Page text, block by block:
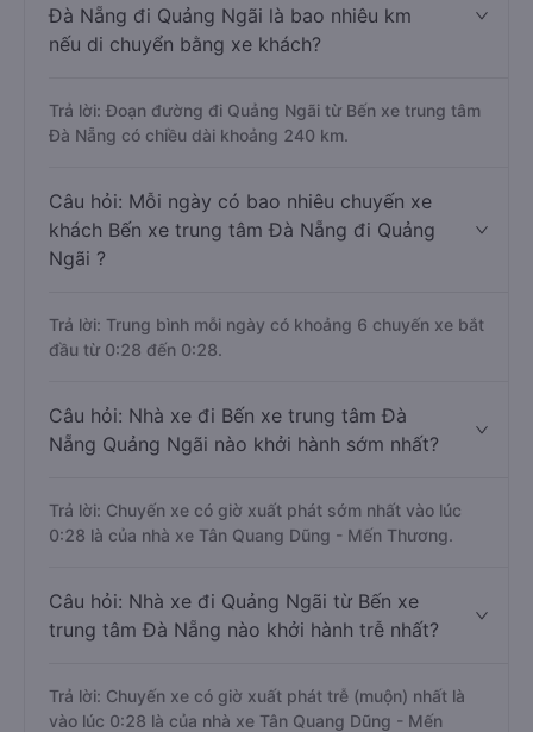
Đà Nẵng đi Quảng Ngãi là bao nhiêu km
nếu di chuyển bằng xe khách?
Trả lời: Đoạn đường đi Quảng Ngãi từ Bến xe trung tâm
Đà Nẵng có chiều dài khoảng 240 km.
Câu hỏi: Mỗi ngày có bao nhiêu chuyến xe
khách Bến xe trung tâm Đà Nẵng đi Quảng
Ngãi ?
Trả lời: Trung bình mỗi ngày có khoảng 6 chuyến xe bắt
đầu từ 0:28 đến 0:28.
Câu hỏi: Nhà xe đi Bến xe trung tâm Đà
Nẵng Quảng Ngãi nào khởi hành sớm nhất?
Trả lời: Chuyến xe có giờ xuất phát sớm nhất vào lúc
0:28 là của nhà xe Tân Quang Dũng - Mến Thương.
Câu hỏi: Nhà xe đi Quảng Ngãi từ Bến xe
trung tâm Đà Nẵng nào khởi hành trễ nhất?
Trả lời: Chuyến xe có giờ xuất phát trễ (muộn) nhất là
vào lúc 0:28 là của nhà xe Tân Quang Dũng - Mến